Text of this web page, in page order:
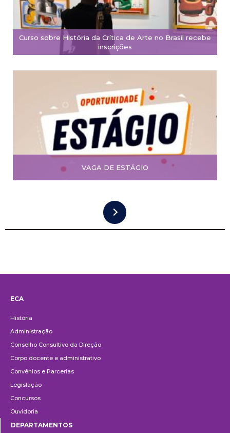
Curso sobre História da Crítica de Arte no Brasil recebe
inscrições
VAGA DE ESTÁGIO
ECA
História
Administração
Conselho Consultivo da Direção
Corpo docente e administrativo
Convênios e Parcerias
Legislação
Concursos
Ouvidoria
DEPARTAMENTOS